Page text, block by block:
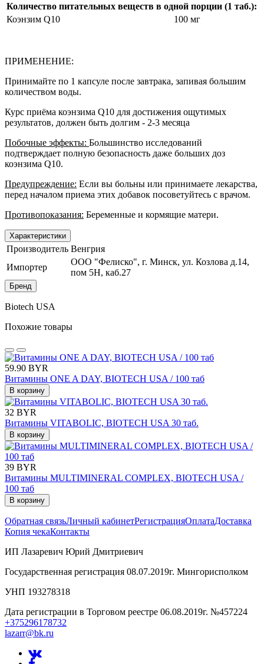
Количество питательных веществ в одной порции (1 таб.):
Коэнзим Q10
100 мг
ПРИМЕНЕНИЕ:
Принимайте по 1 капсуле после завтрака, запивая большим
количеством воды.
Курс приёма коэнзима Q10 для достижения ощутимых
результатов, должен быть долгим - 2-3 месяца
Побочные эффекты: Большинство исследований
подтверждает полную безопасность даже больших доз
коэнзима Q10.
Предупреждение: Если вы больны или принимаете лекарства,
перед началом приема этих добавок посоветуйтесь с врачом.
Противопоказания: Беременные и кормящие матери.
Характеристики
Производитель Венгрия
Импортер
ООО "Фелиско", г. Минск, ул. Козлова д.14,
пом 5Н, каб.27
Бренд
Biotech USA
Похожие товары
59.90 BYR
Витамины ONE A DAY, BIOTECH USA / 100 таб
В корзину
32 BYR
Витамины VITABOLIC, BIOTECH USA 30 таб.
В корзину
39 BYR
Витамины MULTIMINERAL COMPLEX, BIOTECH USA /
100 таб
В корзину
Обратная связьЛичный кабинетРегистрацияОплатаДоставка
Копия чекаКонтакты
ИП Лазаревич Юрий Дмитриевич
Государственная регистрация 08.07.2019г. Мингорисполком
УНП 193278318
Дата регистрации в Торговом реестре 06.08.2019г. №457224
+375296178732
lazarr@bk.ru